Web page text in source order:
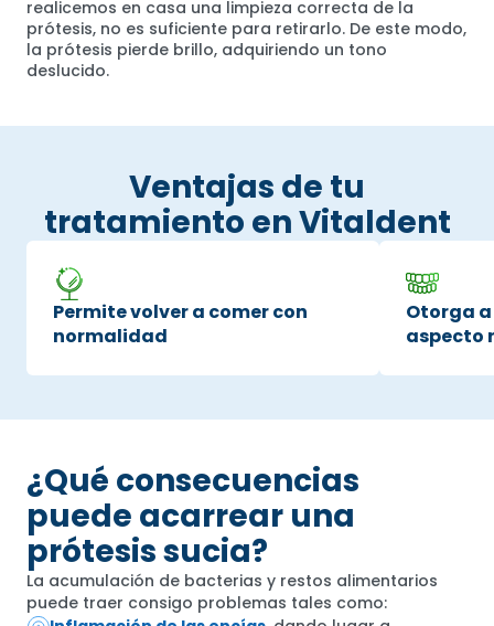
realicemos en casa una limpieza correcta de la
prótesis, no es suficiente para retirarlo. De este modo,
la prótesis pierde brillo, adquiriendo un tono
deslucido.
Ventajas de tu
tratamiento en Vitaldent
Permite volver a comer con
normalidad
Otorga
aspecto
¿Qué consecuencias
puede acarrear una
prótesis sucia?
La acumulación de bacterias y restos alimentarios
puede traer consigo problemas tales como: